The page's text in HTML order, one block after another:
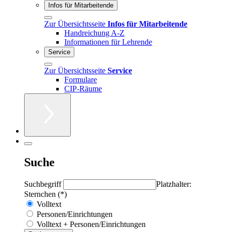
Infos für Mitarbeitende
Zur Übersichtsseite Infos für Mitarbeitende
Handreichung A-Z
Informationen für Lehrende
Service
Zur Übersichtsseite Service
Formulare
CIP-Räume
Suche
Suchbegriff
Platzhalter:
Sternchen (*)
Volltext
Personen/Einrichtungen
Volltext + Personen/Einrichtungen